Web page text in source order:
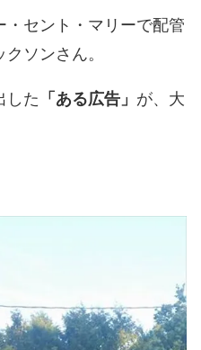
・セント・マリーで配管
ソンさん。
した 「ある広告」 が、大